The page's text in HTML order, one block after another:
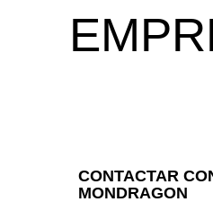
CONTACTAR
MONDRAGON